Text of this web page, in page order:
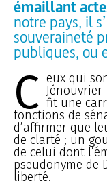
émaillant
notre pays, il
souveraineté
publiques, ou
C eux qui
fit une
fonctions de
d’affirmer que
de clarté ; un
de celui dont
pseudonyme de
liberté.